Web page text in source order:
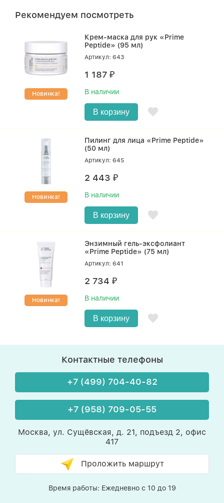
Рекомендуем посмотреть
Новинка!
Крем-маска для рук «Prime
Peptide» (95 мл)
Артикул: 643
1 187₽
В наличии
В корзину
Новинка!
Пилинг для лица «Prime Peptidе»
(50 мл)
Артикул: 645
2 443₽
В наличии
В корзину
Новинка!
Энзимный гель-эксфолиант
«Prime Peptide» (75 мл)
Артикул: 641
2 734₽
В наличии
В корзину
Контактные телефоны
+7 (499) 704-40-82
+7 (958) 709-05-55
Москва, ул. Сущёвская, д. 21, подъезд 2, офис
417
Проложить маршрут
Время работы: Ежедневно с 10 до 19